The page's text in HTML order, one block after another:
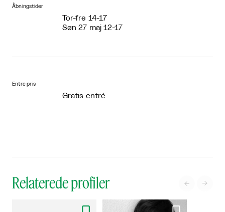
Åbningstider
Tor-fre 14-17
Søn 27 maj 12-17
Entre pris
Gratis entré
Relaterede profiler  